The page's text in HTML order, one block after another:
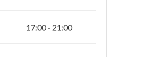
17:00 - 21:00